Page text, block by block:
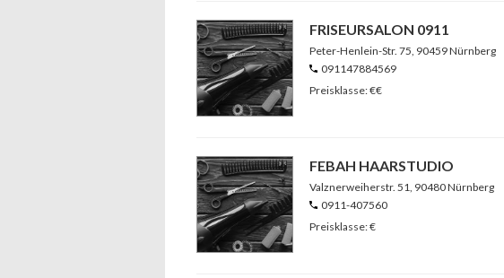
FRISEURSALON 0911
Peter-Henlein-Str. 75, 90459 Nürnberg
091147884569
Preisklasse: €€
FEBAH HAARSTUDIO
Valznerweiherstr. 51, 90480 Nürnberg
0911-407560
Preisklasse: €